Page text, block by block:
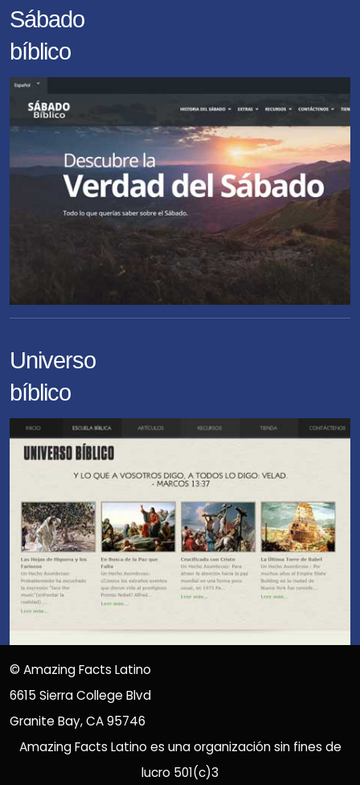
Sábado
bíblico
Universo
bíblico
© Amazing Facts Latino
6615 Sierra College Blvd
Granite Bay, CA 95746
Amazing Facts Latino es una organización sin fines de
lucro 501(c)3